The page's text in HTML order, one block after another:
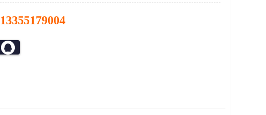
13355179004